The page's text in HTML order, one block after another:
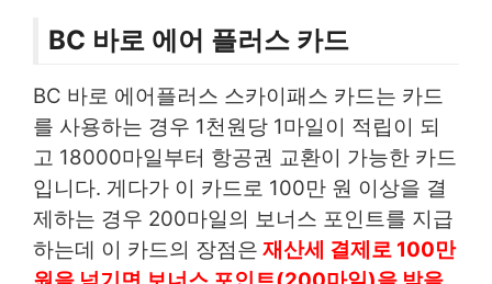
BC 바로 에어 플러스 카드
BC 바로 에어플러스 스카이패스 카드는 카드
를 사용하는 경우 1천원당 1마일이 적립이 되
고 18000마일부터 항공권 교환이 가능한 카드
입니다. 게다가 이 카드로 100만 원 이상을 결
제하는 경우 200마일의 보너스 포인트를 지급
하는데 이 카드의 장점은 재산세 결제로 100만